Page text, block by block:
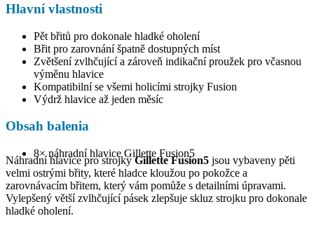
Hlavní vlastnosti
Pět břitů pro dokonale hladké oholení
Břit pro zarovnání špatně dostupných míst
Zvětšení zvlhčující a zároveň indikační proužek pro včasnou
výměnu hlavice
Kompatibilní se všemi holicími strojky Fusion
Výdrž hlavice až jeden měsíc
Obsah balenia
8× náhradní hlavice Gillette Fusion5
Náhradní hlavice pro strojkyGillette Fusion5 jsou vybaveny pěti
velmi ostrými břity, které hladce kloužou po pokožce a
zarovnávacím břitem, který vám pomůže s detailními úpravami.
Vylepšený větší zvlhčující pásek zlepšuje skluz strojku pro dokonale
hladké oholení.